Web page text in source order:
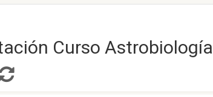
Curso Astrobiología